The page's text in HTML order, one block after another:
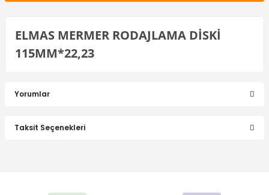
ELMAS MERMER RODAJLAMA DİSKİ
115MM*22,23
Yorumlar
Taksit Seçenekleri